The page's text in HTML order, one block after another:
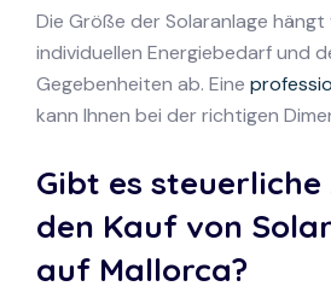
Die Größe der Solaranlage hängt
individuellen Energiebedarf und
Gegebenheiten ab. Eine
kann Ihnen bei der richtigen
Gibt es
den Kauf von
auf Mallorca?